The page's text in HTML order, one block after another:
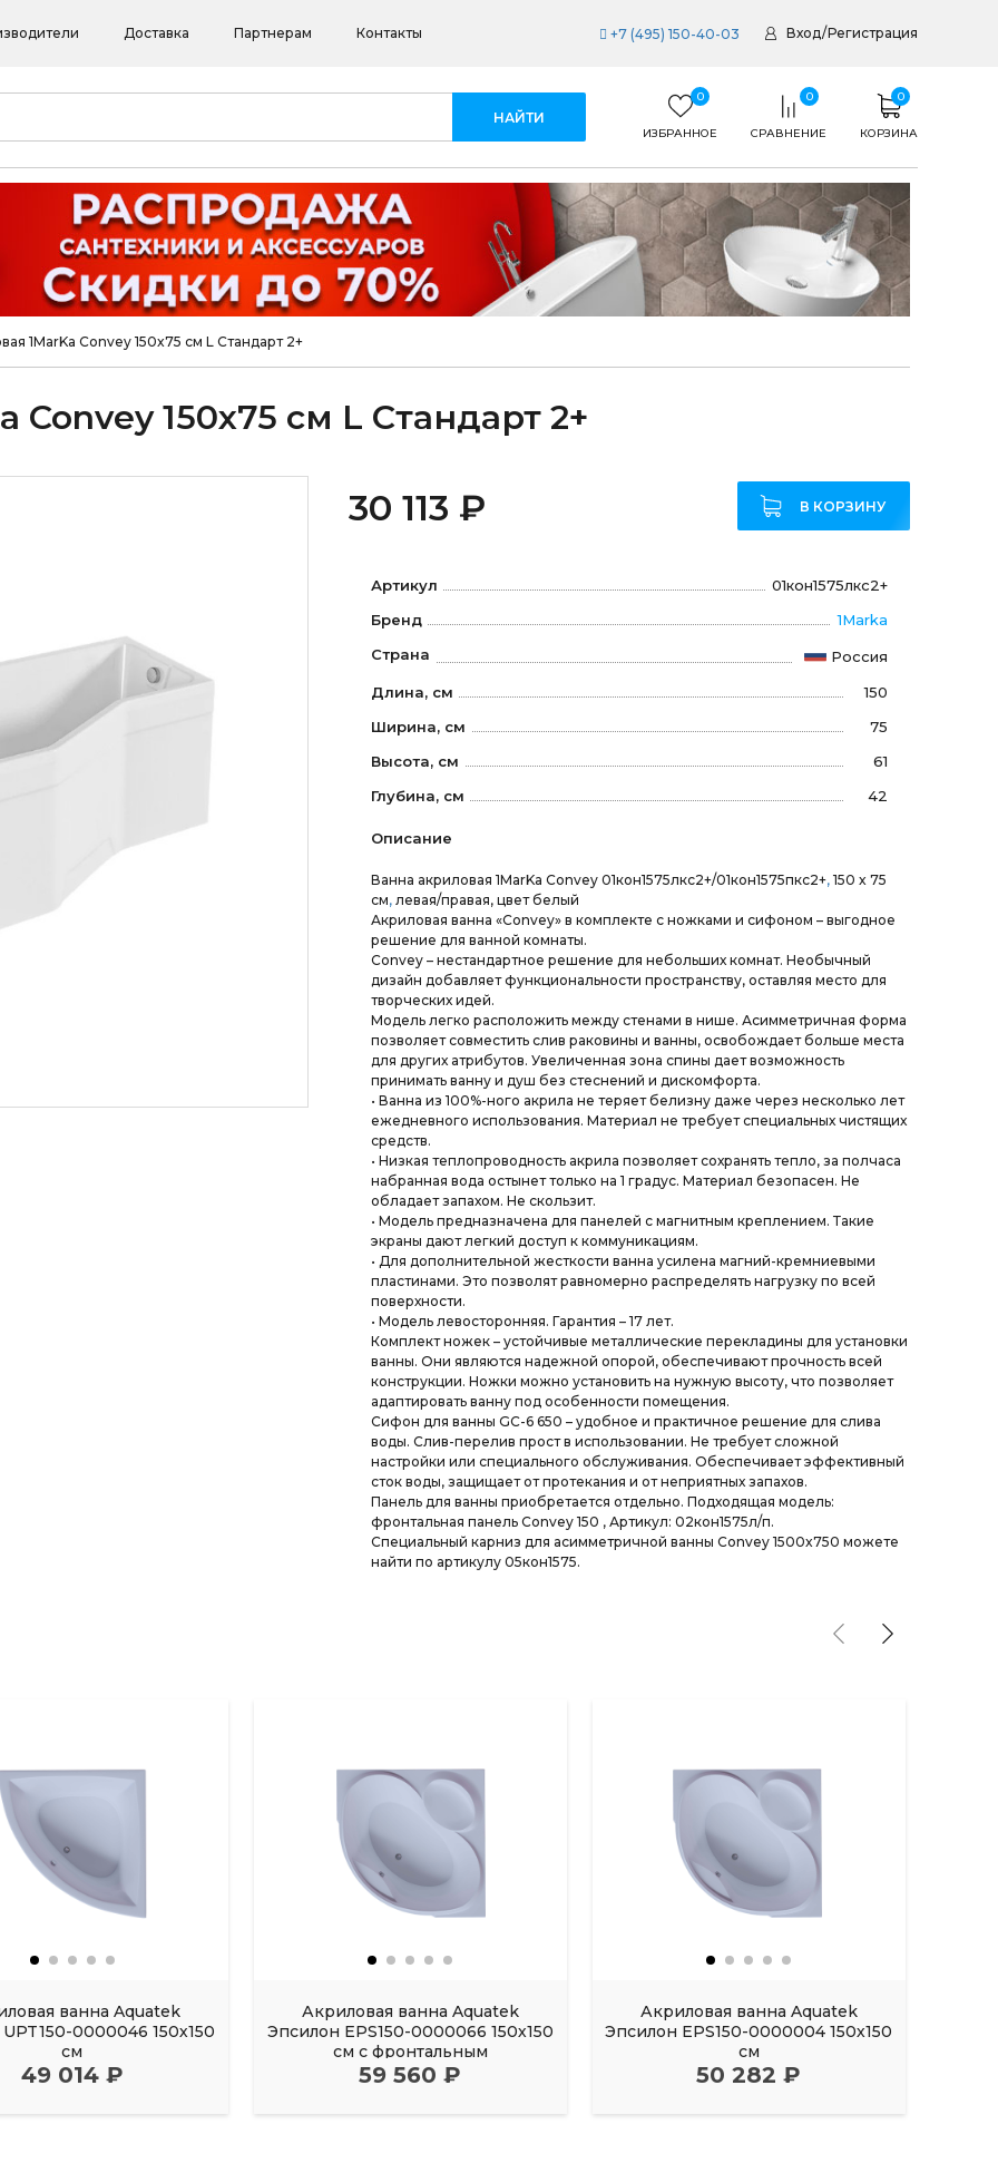
Доставка Партнерам Контакты +7 (495) 150-40-03 Вход/Регистрация
0
ИЗБРАННОЕ
0
СРАВНЕНИЕ
0
КОРЗИНА
1MarKa Convey 150x75 см L Стандарт 2+
Convey 150x75 см L Стандарт 2+
30 113 ₽ В КОРЗИНУ
Артикул
01кон1575лкс2+
Бренд
1Marka
Страна
Россия
Длина, см
150
Ширина, см
75
Высота, см
61
Глубина, см
42
Описание
Ванна акриловая 1MarKa Convey 01кон1575лкс2+/01кон1575пкс2+,150 x 75
см,левая/правая, цвет белый
Акриловая ванна «Convey» в комплекте с ножками и сифоном – выгодное
решение для ванной комнаты.
Convey – нестандартное решение для небольших комнат. Необычный
дизайн добавляет функциональности пространству, оставляя место для
творческих идей.
Модель легко расположить между стенами в нише. Асимметричная форма
позволяет совместить слив раковины и ванны, освобождает больше места
для других атрибутов. Увеличенная зона спины дает возможность
принимать ванну и душ без стеснений и дискомфорта.
• Ванна из 100%-ного акрила не теряет белизну даже через несколько лет
ежедневного использования. Материал не требует специальных чистящих
средств.
• Низкая теплопроводность акрила позволяет сохранять тепло, за полчаса
набранная вода остынет только на 1 градус. Материал безопасен. Не
обладает запахом. Не скользит.
• Модель предназначена для панелей с магнитным креплением. Такие
экраны дают легкий доступ к коммуникациям.
• Для дополнительной жесткости ванна усилена магний-кремниевыми
пластинами. Это позволят равномерно распределять нагрузку по всей
поверхности.
• Модель левосторонняя. Гарантия – 17 лет.
Комплект ножек – устойчивые металлические перекладины для установки
ванны. Они являются надежной опорой, обеспечивают прочность всей
конструкции. Ножки можно установить на нужную высоту, что позволяет
адаптировать ванну под особенности помещения.
Сифон для ванны GС-6 650 – удобное и практичное решение для слива
воды. Слив-перелив прост в использовании. Не требует сложной
настройки или специального обслуживания. Обеспечивает эффективный
сток воды, защищает от протекания и от неприятных запахов.
Панель для ванны приобретается отдельно. Подходящая модель:
фронтальная панель Convey 150 , Артикул: 02кон1575л/п.
Специальный карниз для асимметричной ванны Convey 1500x750 можете
найти по артикулу 05кон1575.
ванна Aquatek
0000046 150х150
см
49 014 ₽
Акриловая ванна Aquatek
Эпсилон EPS150-0000066 150х150
см с фронтальным
59 560 ₽
Акриловая ванна Aquatek
Эпсилон EPS150-0000004 150х150
см
50 282 ₽